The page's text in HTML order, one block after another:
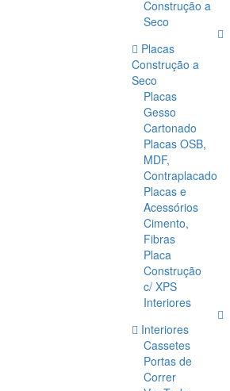
Construção a
Seco
Placas
Construção a
Seco
Placas
Gesso
Cartonado
Placas OSB,
MDF,
Contraplacado
Placas e
Acessórios
Cimento,
Fibras
Placa
Construção
c/ XPS
Interiores
Interiores
Cassetes
Portas de
Correr